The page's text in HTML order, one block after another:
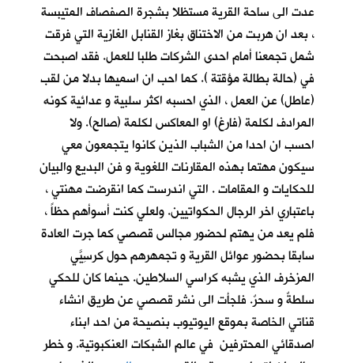
عدت الى ساحة القرية مستظلا بشجرة الصفصاف المتيبسة
، بعد ان هربت من الاختناق بغاز القنابل الغازية التي فرقت
شمل تجمعنا أمام احدى الشركات طلبا للعمل. فقد اصبحت
في (حالة بطالة مؤقتة ). كما احب ان اسميها بدلا من لقب
(عاطل) عن العمل ، الذي احسبه اكثر سلبية و عدائية كونه
المرادف لكلمة (فارغ) او المعاكس لكلمة (صالح). ولا
احسب ان احدا من الشباب الذين كانوا يتجمعون معي
سيكون مهتما بهذه المقارنات اللغوية و فن البديع والبيان
للحكايات و المقامات . التي اندرست كما انقرضت مهنتي ،
باعتباري اخر الرجال الحكواتيين. ولعلي كنت أسوأهم حظاً ،
فلم يعد من يهتم لحضور مجالس قصصي كما جرت العادة
سابقا بحضور عوائل القرية و تجمهرهم حول كرسِيّيَ
المزخرف الذي يشبه كراسي السلاطين. حينما كان للحكي
سلطةٌ و سحرٌ. فلجأت الى نشر قصصي عن طريق انشاء
قناتي الخاصة بموقع اليوتيوب بنصيحة من احد ابناء
اصدقائي المحترفين في عالم الشبكات العنكبوتية. و خطر